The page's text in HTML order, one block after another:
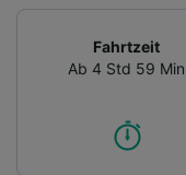
Fahrtzeit
Ab 4 Std 59 Min